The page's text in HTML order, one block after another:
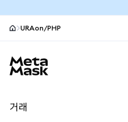
URAon/PHP
거래